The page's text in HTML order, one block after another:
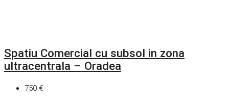
Spatiu Comercial cu subsol in zona
ultracentrala – Oradea
750 €